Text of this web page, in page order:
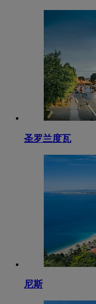
圣罗兰度瓦
尼斯